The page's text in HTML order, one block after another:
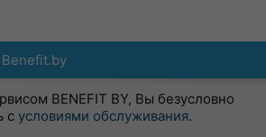
BENEFIT BY, Вы безусловно
с условиями обслуживания.